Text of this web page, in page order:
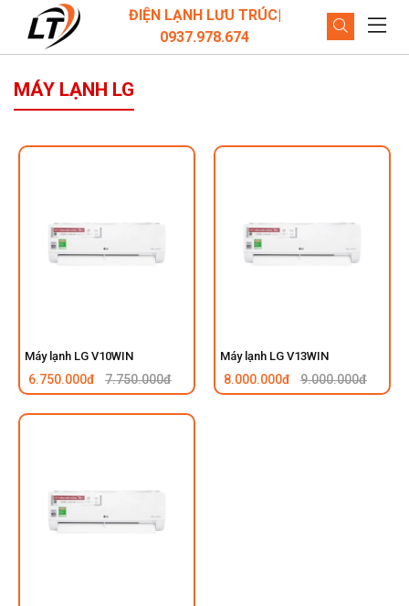
ĐIỆN LẠNH LƯU TRÚC|
0937.978.674
MÁY LẠNH LG
Máy lạnh LG V10WIN
6.750.000đ 7.750.000đ
Máy lạnh LG V13WIN
8.000.000đ 9.000.000đ